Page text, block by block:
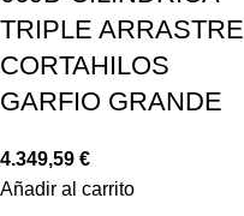
TRIPLE ARRASTRE
CORTAHILOS
GARFIO GRANDE
4.349,59 €
Añadir al carrito